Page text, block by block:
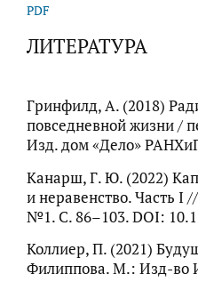
PDF
ЛИТЕРАТУРА
Гринфилд, А. (2018)
повседневной жизни /
Изд. дом «Дело»
Канарш, Г. Ю. (2022)
и неравенство. Часть I
№1. С. 86–103. DOI:
Коллиер, П. (2021)
Филиппова. М.: Изд-во